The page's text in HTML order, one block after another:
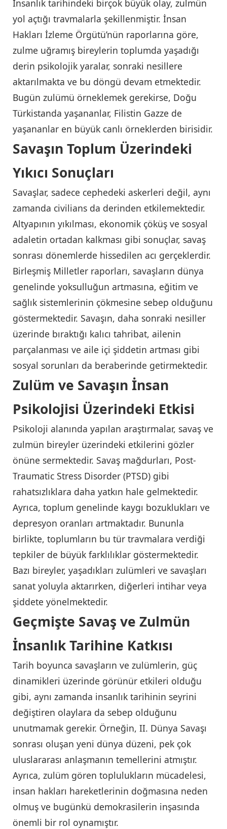
İnsanlık tarihindeki birçok büyük olay, zulmün
yol açtığı travmalarla şekillenmiştir. İnsan
Hakları İzleme Örgütü’nün raporlarına göre,
zulme uğramış bireylerin toplumda yaşadığı
derin psikolojik yaralar, sonraki nesillere
aktarılmakta ve bu döngü devam etmektedir.
Bugün zulümü örneklemek gerekirse, Doğu
Türkistanda yaşananlar, Filistin Gazze de
yaşananlar en büyük canlı örneklerden birisidir.
Savaşın Toplum Üzerindeki
Yıkıcı Sonuçları
Savaşlar, sadece cephedeki askerleri değil, aynı
zamanda civilians da derinden etkilemektedir.
Altyapının yıkılması, ekonomik çöküş ve sosyal
adaletin ortadan kalkması gibi sonuçlar, savaş
sonrası dönemlerde hissedilen acı gerçeklerdir.
Birleşmiş Milletler raporları, savaşların dünya
genelinde yoksulluğun artmasına, eğitim ve
sağlık sistemlerinin çökmesine sebep olduğunu
göstermektedir. Savaşın, daha sonraki nesiller
üzerinde bıraktığı kalıcı tahribat, ailenin
parçalanması ve aile içi şiddetin artması gibi
sosyal sorunları da beraberinde getirmektedir.
Zulüm ve Savaşın İnsan
Psikolojisi Üzerindeki Etkisi
Psikoloji alanında yapılan araştırmalar, savaş ve
zulmün bireyler üzerindeki etkilerini gözler
önüne sermektedir. Savaş mağdurları, Post-
Traumatic Stress Disorder (PTSD) gibi
rahatsızlıklara daha yatkın hale gelmektedir.
Ayrıca, toplum genelinde kaygı bozuklukları ve
depresyon oranları artmaktadır. Bununla
birlikte, toplumların bu tür travmalara verdiği
tepkiler de büyük farklılıklar göstermektedir.
Bazı bireyler, yaşadıkları zulümleri ve savaşları
sanat yoluyla aktarırken, diğerleri intihar veya
şiddete yönelmektedir.
Geçmişte Savaş ve Zulmün
İnsanlık Tarihine Katkısı
Tarih boyunca savaşların ve zulümlerin, güç
dinamikleri üzerinde görünür etkileri olduğu
gibi, aynı zamanda insanlık tarihinin seyrini
değiştiren olaylara da sebep olduğunu
unutmamak gerekir. Örneğin, II. Dünya Savaşı
sonrası oluşan yeni dünya düzeni, pek çok
uluslararası anlaşmanın temellerini atmıştır.
Ayrıca, zulüm gören toplulukların mücadelesi,
insan hakları hareketlerinin doğmasına neden
olmuş ve bugünkü demokrasilerin inşasında
önemli bir rol oynamıştır.